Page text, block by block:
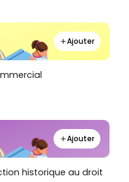
Ajouter
Ajouter
historique au droit